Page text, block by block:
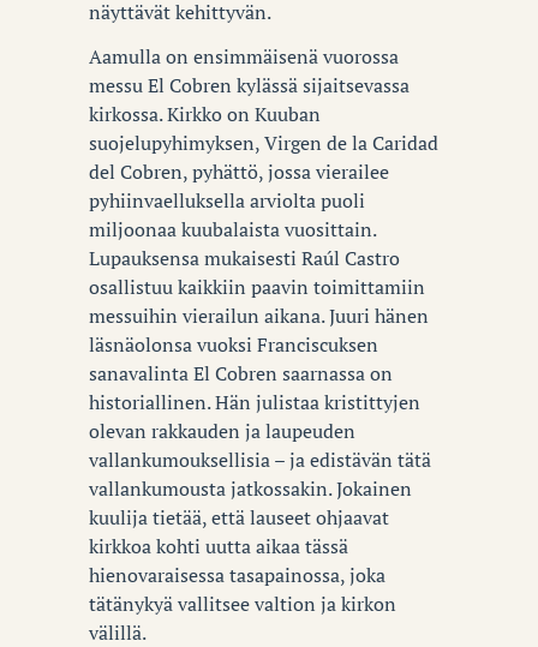
näyttävät kehittyvän.
Aamulla on ensimmäisenä vuorossa
messu El Cobren kylässä sijaitsevassa
kirkossa. Kirkko on Kuuban
suojelupyhimyksen, Virgen de la Caridad
del Cobren, pyhättö, jossa vierailee
pyhiinvaelluksella arviolta puoli
miljoonaa kuubalaista vuosittain.
Lupauksensa mukaisesti Raúl Castro
osallistuu kaikkiin paavin toimittamiin
messuihin vierailun aikana. Juuri hänen
läsnäolonsa vuoksi Franciscuksen
sanavalinta El Cobren saarnassa on
historiallinen. Hän julistaa kristittyjen
olevan rakkauden ja laupeuden
vallankumouksellisia – ja edistävän tätä
vallankumousta jatkossakin. Jokainen
kuulija tietää, että lauseet ohjaavat
kirkkoa kohti uutta aikaa tässä
hienovaraisessa tasapainossa, joka
tätänykyä vallitsee valtion ja kirkon
välillä.